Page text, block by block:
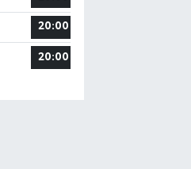
20:00
20:00